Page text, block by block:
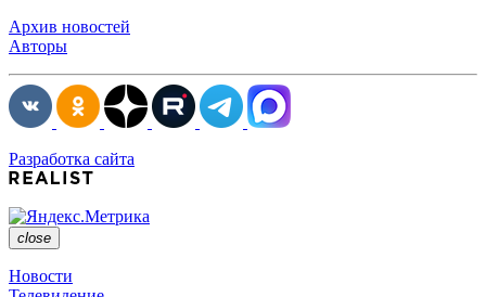
Архив новостей
Авторы
Разработка сайта
close
Новости